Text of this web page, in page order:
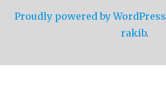
Proudly powered by WordPress
rakib.